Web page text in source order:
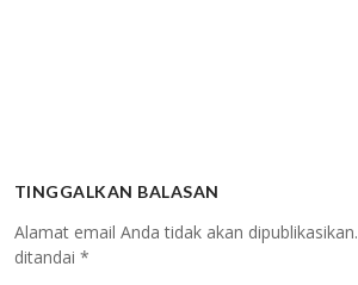
TINGGALKAN BALASAN
Alamat email Anda tidak akan dipublikasikan.
ditandai *